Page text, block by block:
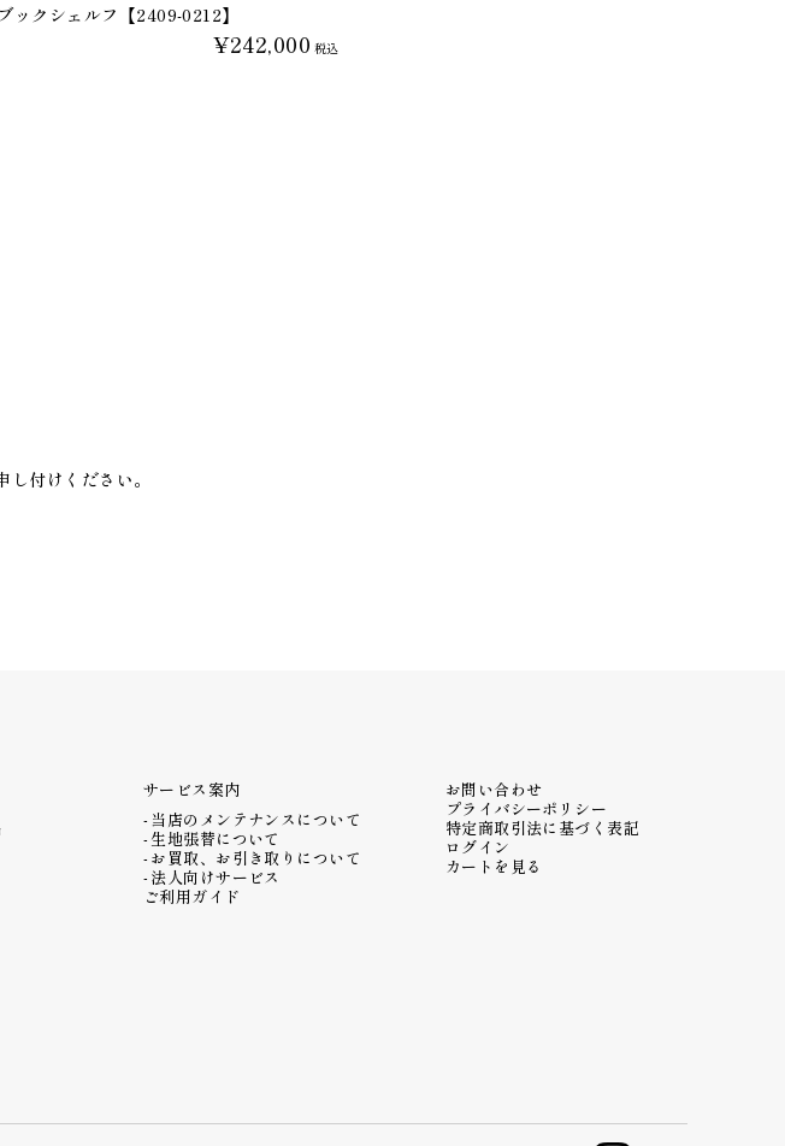
ブックシェルフ【2409-0212】
¥242,000 税込
付けください。
サービス案内
当店のメンテナンスについて
生地張替について
お買取、お引き取りについて
法人向けサービス
ご利用ガイド
お問い合わせ
プライバシーポリシー
特定商取引法に基づく表記
ログイン
カートを見る